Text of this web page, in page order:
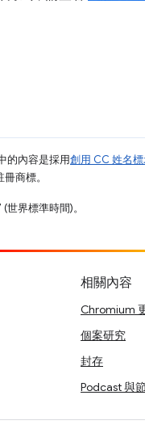
的內容是採用創用 CC 姓名
商標。
界標準時間)。
相關內容
Chromium
個案研究
封存
Podcast 與